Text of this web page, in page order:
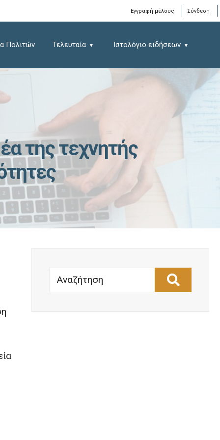
Εγγραφή μέλους Σύνδεση
Πολιτών Τελευταία Ιστολόγιο ειδήσεων
της τεχνητής
Αναζήτηση